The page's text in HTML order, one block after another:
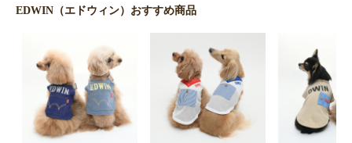
EDWIN（エドウィン）おすすめ商品